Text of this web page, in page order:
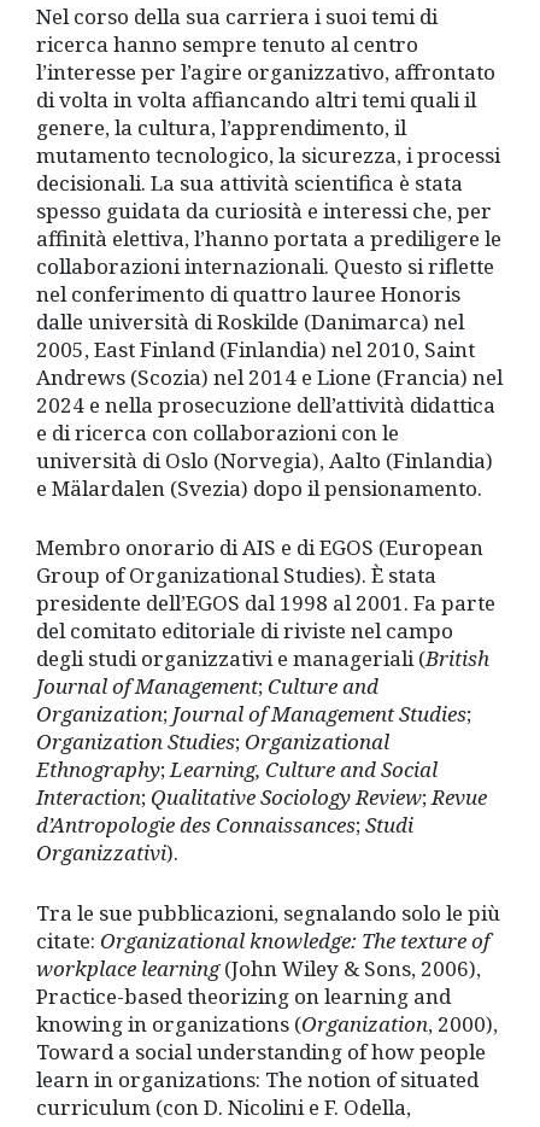
Nel corso della sua carriera i suoi temi di
ricerca hanno sempre tenuto al centro
l’interesse per l’agire organizzativo, affrontato
di volta in volta affiancando altri temi quali il
genere, la cultura, l’apprendimento, il
mutamento tecnologico, la sicurezza, i processi
decisionali. La sua attività scientifica è stata
spesso guidata da curiosità e interessi che, per
affinità elettiva, l’hanno portata a prediligere le
collaborazioni internazionali. Questo si riflette
nel conferimento di quattro lauree Honoris
dalle università di Roskilde (Danimarca) nel
2005, East Finland (Finlandia) nel 2010, Saint
Andrews (Scozia) nel 2014 e Lione (Francia) nel
2024 e nella prosecuzione dell’attività didattica
e di ricerca con collaborazioni con le
università di Oslo (Norvegia), Aalto (Finlandia)
e Mälardalen (Svezia) dopo il pensionamento.
Membro onorario di AIS e di EGOS (European
Group of Organizational Studies). È stata
presidente dell’EGOS dal 1998 al 2001. Fa parte
del comitato editoriale di riviste nel campo
degli studi organizzativi e manageriali (British
Journal of Management; Culture and
Organization; Journal of Management Studies;
Organization Studies; Organizational
Ethnography;Learning, Culture and Social
Interaction; Qualitative Sociology Review;Revue
d’Antropologie des Connaissances; Studi
Organizzativi).
Tra le sue pubblicazioni, segnalando solo le più
citate: Organizational knowledge: The texture of
workplace learning(John Wiley & Sons, 2006),
Practice-based theorizing on learning and
knowing in organizations (Organization, 2000),
Toward a social understanding of how people
learn in organizations: The notion of situated
curriculum (con D. Nicolini e F. Odella,